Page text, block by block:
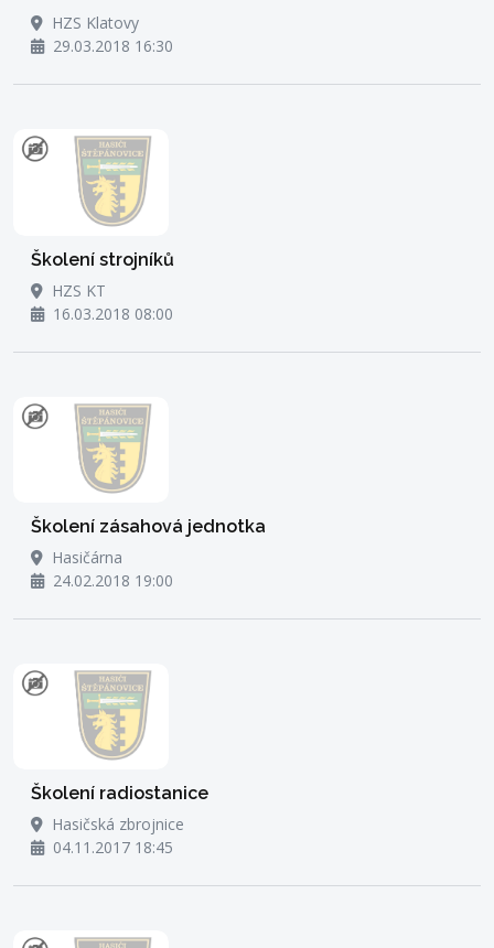
HZS Klatovy
29.03.2018 16:30
Školení strojníků
HZS KT
16.03.2018 08:00
Školení zásahová jednotka
Hasičárna
24.02.2018 19:00
Školení radiostanice
Hasičská zbrojnice
04.11.2017 18:45